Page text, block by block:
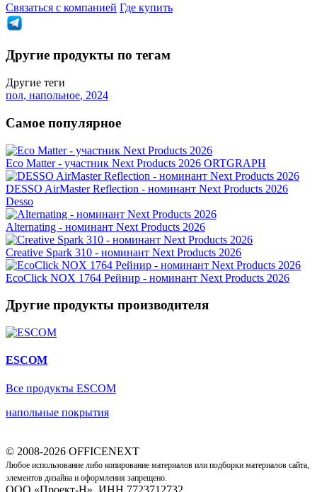
Связаться с компанией Где купить
Другие продукты по тегам
Другие теги
пол, напольное, 2024
Самое популярное
Eco Matter - участник Next Products 2026 ORTGRAPH
DESSO AirMaster Reflection - номинант Next Products 2026
Desso
Alternating - номинант Next Products 2026
Creative Spark 310 - номинант Next Products 2026
EcoClick NOX 1764 Рейнир - номинант Next Products 2026
Другие продукты производителя
ESCOM
Все продукты ESCOM
напольные покрытия
© 2008-2026 OFFICENEXT
Любое использование либо копирование материалов или подборки материалов сайта,
элементов дизайна и оформления запрещено.
ООО «Проект-Н», ИНН 7723712732